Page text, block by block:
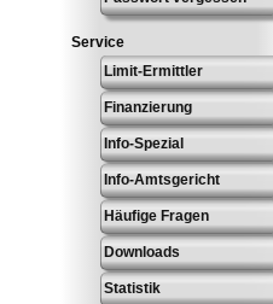
Service
Limit-Ermittler
Finanzierung
Info-Spezial
Info-Amtsgericht
Häufige Fragen
Downloads
Statistik